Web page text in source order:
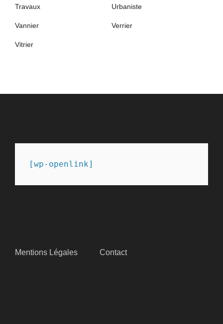
Travaux Urbaniste
Vannier Verrier
Vitrier
[wp-openlink]
Mentions Légales Contact